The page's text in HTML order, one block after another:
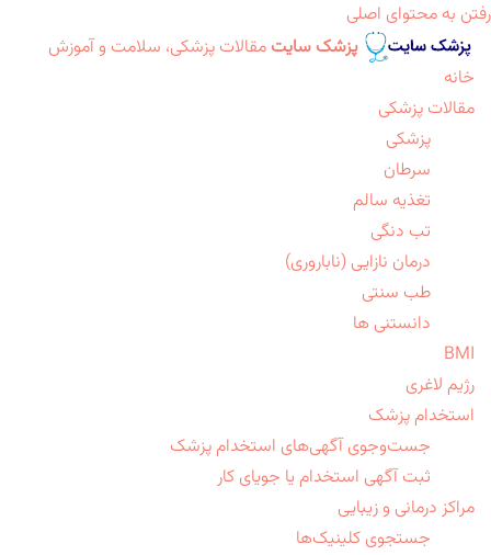
رفتن به محتوای اصلی
پزشک سایت مقالات پزشکی، سلامت و آموزش
خانه
مقالات پزشکی
پزشکی
سرطان
تغذیه سالم
تب دنگی
درمان نازایی (ناباروری)
طب سنتی
دانستنی ها
BMI
رژیم لاغری
استخدام پزشک
جست‌وجوی آگهی‌های استخدام پزشک
ثبت آگهی استخدام یا جویای کار
مراکز درمانی و زیبایی
جستجوی کلینیک‌ها